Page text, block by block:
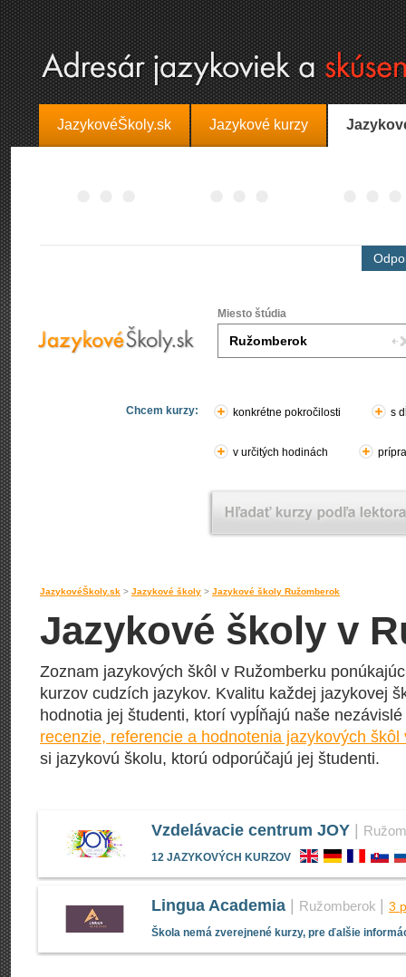
JazykovéŠkoly.sk Jazykové kurzy
Miesto štúdia
Chcem kurzy: konkrétne pokročilosti s
v určitých hodinách
JazykovéŠkoly.sk > Jazykové školy > Jazykové školy Ružomberok
Jazykové školy v
Zoznam jazykových škôl v Ružomberku
kurzov cudzích jazykov. Kvalitu každej jazykovej
hodnotia jej študenti, ktorí vypĺňajú naše nezávislé
recenzie, referencie a hodnotenia jazykových škôl
si jazykovú školu, ktorú odporúčajú jej študenti.
Vzdelávacie centrum JOY
12 JAZYKOVÝCH KURZOV
Lingua Academia Ružomberok 3
Škola nemá zverejnené kurzy, pre ďalšie